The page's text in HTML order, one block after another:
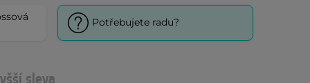
Potřebujete radu?